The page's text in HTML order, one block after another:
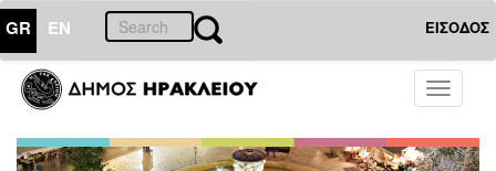
GR EN ΕΙΣΟΔΟΣ
Toggle
ΔΗΜΟΣ
Διακηρύξεις
-